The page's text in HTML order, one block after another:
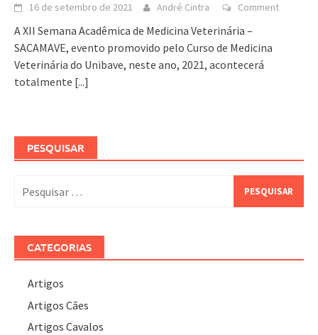
16 de setembro de 2021 André Cintra Comment
A XII Semana Acadêmica de Medicina Veterinária –
SACAMAVE, evento promovido pelo Curso de Medicina
Veterinária do Unibave, neste ano, 2021, acontecerá
totalmente [...]
PESQUISAR
por:
CATEGORIAS
Artigos
Artigos Cães
Artigos Cavalos